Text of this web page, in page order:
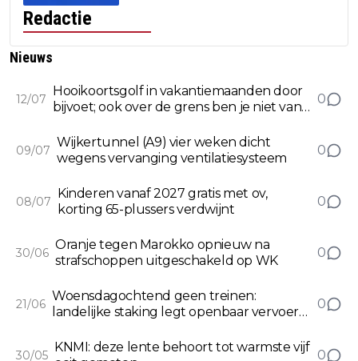
Redactie
Nieuws
12/07
Hooikoortsgolf in vakantiemaanden door
bijvoet; ook over de grens ben je niet van
0
09/07
Wijkertunnel (A9) vier weken dicht
wegens vervanging ventilatiesysteem
0
08/07
Kinderen vanaf 2027 gratis met ov,
korting 65-plussers verdwijnt
0
30/06
Oranje tegen Marokko opnieuw na
strafschoppen uitgeschakeld op WK
0
21/06
Woensdagochtend geen treinen:
landelijke staking legt openbaar vervoer
0
30/05
KNMI: deze lente behoort tot warmste vijf
0